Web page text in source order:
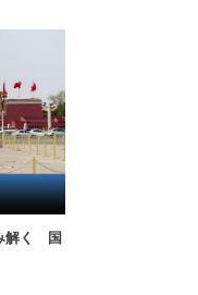
解く 国